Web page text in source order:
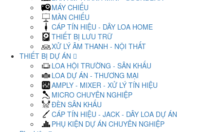
MÁY CHIẾU
MÀN CHIẾU
CÁP TÍN HIỆU - DÂY LOA HOME
THIẾT BỊ LƯU TRỮ
XỬ LÝ ÂM THANH - NỘI THẤT
THIẾT BỊ DỰ ÁN
LOA HỘI TRƯỜNG - SÂN KHẤU
LOA DỰ ÁN - THƯƠNG MẠI
AMPLY - MIXER - XỬ LÝ TÍN HIỆU
MICRO CHUYÊN NGHIỆP
ĐÈN SÂN KHẤU
CÁP TÍN HIỆU - JACK - DÂY LOA DỰ ÁN
PHỤ KIỆN DỰ ÁN CHUYÊN NGHIỆP